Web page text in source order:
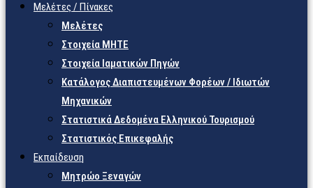
Μελέτες / Πίνακες
Μελέτες
Στοιχεία ΜΗΤΕ
Στοιχεία Ιαματικών Πηγών
Κατάλογος Διαπιστευμένων Φορέων / Ιδιωτών
Μηχανικών
Στατιστικά Δεδομένα Ελληνικού Τουρισμού
Στατιστικός Επικεφαλής
Εκπαίδευση
Μητρώο Ξεναγών